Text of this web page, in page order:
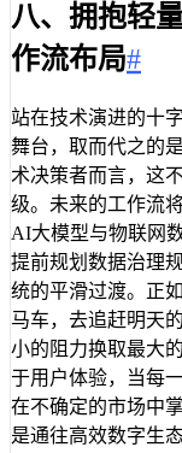
八、拥抱轻
作流布局#
站在技术演进的十
舞台，取而代之的
术决策者而言，这
级。未来的工作流
AI大模型与物联网
提前规划数据治理
统的平滑过渡。正
马车，去追赶明天
小的阻力换取最大
于用户体验，当每
在不确定的市场中
是通往高效数字生